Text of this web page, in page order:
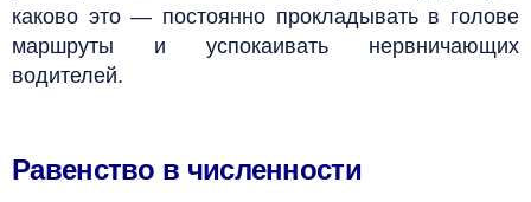
каково это — постоянно прокладывать в голове
маршруты и успокаивать нервничающих
водителей.
Равенство в численности